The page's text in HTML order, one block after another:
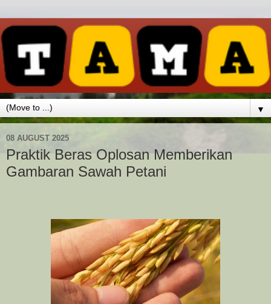
▼
08 AUGUST 2025
Praktik Beras Oplosan Memberikan
Gambaran Sawah Petani